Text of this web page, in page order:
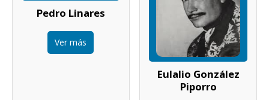
Pedro Linares
Ver más
Eulalio González
Piporro